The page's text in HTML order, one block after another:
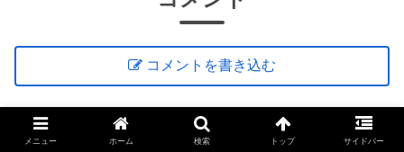
コメントを書き込む
メニュー ホーム 検索 トップ サイドバー